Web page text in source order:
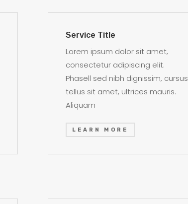
Service Title
Lorem ipsum dolor sit amet,
consectetur adipiscing elit.
Phasell sed nibh dignissim, cursus
tellus sit amet, ultrices mauris.
Aliquam
LEARN MORE